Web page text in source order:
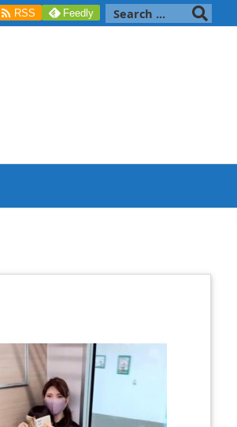
 RSS Feedly